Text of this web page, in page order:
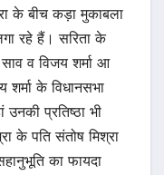
के बीच कड़ा मुकाबला
रहे हैं। सरिता के
व विजय शर्मा आ
के विधानसभा
उनकी प्रतिष्ठा भी
के पति संतोष मिश्रा
का फायदा